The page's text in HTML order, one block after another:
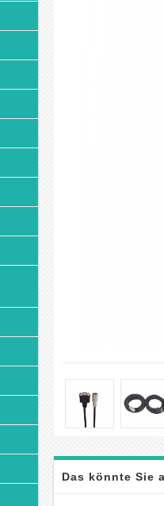
Das könnte Sie